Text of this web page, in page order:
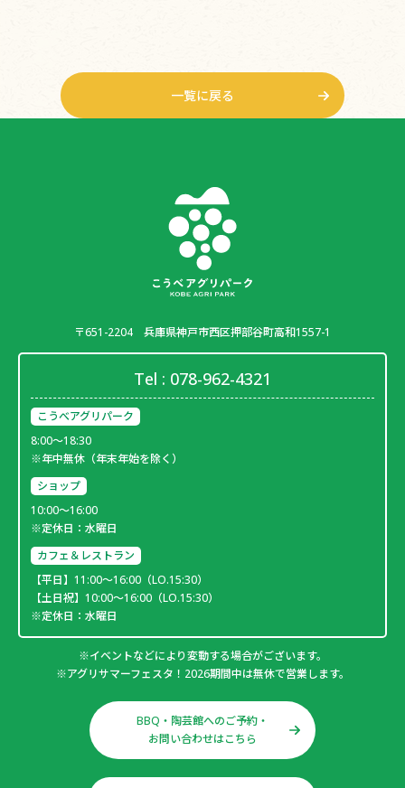
一覧に戻る
〒651-2204 兵庫県神戸市西区押部谷町高和1557-1
Tel : 078-962-4321
こうべアグリパーク
8:00～18:30
※年中無休（年末年始を除く）
ショップ
10:00～16:00
※定休日：水曜日
カフェ＆レストラン
【平日】11:00～16:00（LO.15:30）
【土日祝】10:00～16:00（LO.15:30）
※定休日：水曜日
※イベントなどにより変動する場合がございます。
※アグリサマーフェスタ！2026期間中は無休で営業します。
BBQ・陶芸館へのご予約・
お問い合わせはこちら